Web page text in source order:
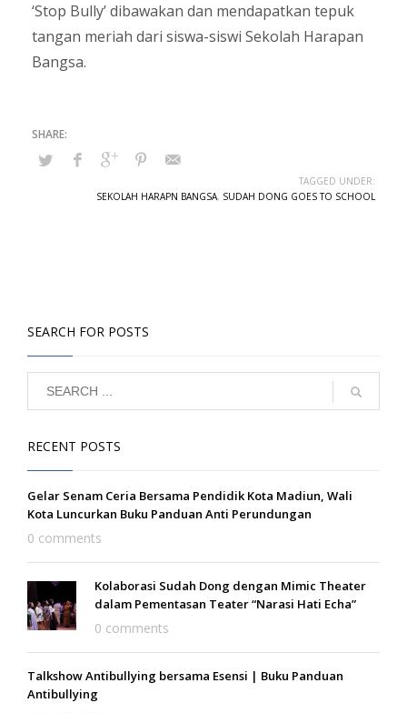
‘Stop Bully’ dibawakan dan mendapatkan tepuk
tangan meriah dari siswa-siswi Sekolah Harapan
Bangsa.
TAGGED UNDER:
SEKOLAH HARAPN BANGSA, SUDAH DONG GOES TO SCHOOL
SEARCH FOR POSTS
RECENT POSTS
Gelar Senam Ceria Bersama Pendidik Kota Madiun, Wali
Kota Luncurkan Buku Panduan Anti Perundungan
0 comments
Kolaborasi Sudah Dong dengan Mimic Theater
dalam Pementasan Teater “Narasi Hati Echa”
0 comments
Talkshow Antibullying bersama Esensi | Buku Panduan
Antibullying